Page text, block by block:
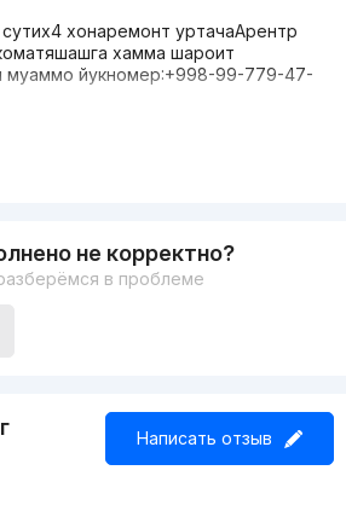
хонаремонт уртачаАрентр
хамма шароит
муаммо йукномер:+998-99-779-47-
не корректно?
в проблеме
Написать отзыв